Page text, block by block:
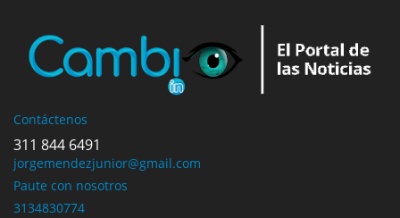
Contáctenos
311 844 6491
jorgemendezjunior@gmail.com
Paute con nosotros
3134830774